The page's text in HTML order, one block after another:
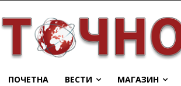
ПОЧЕТНА ВЕСТИ МАГАЗИН